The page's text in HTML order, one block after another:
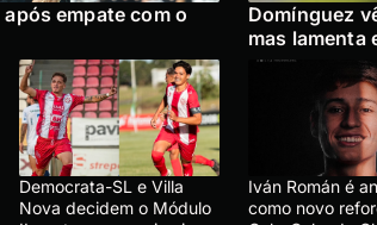
empate com o
Domínguez
mas lamenta
Democrata-SL e Villa
Nova decidem o Módulo
Iván Román é
como novo